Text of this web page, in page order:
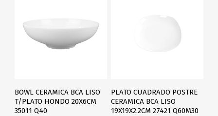
BOWL CERAMICA BCA LISO
T/PLATO HONDO 20X6CM
35011 Q40
PLATO CUADRADO POSTRE
CERAMICA BCA LISO
19X19X2.2CM 27421 Q60M30